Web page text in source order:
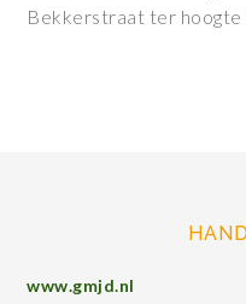
Bekkerstraat ter hoogte
www.gmjd.nl